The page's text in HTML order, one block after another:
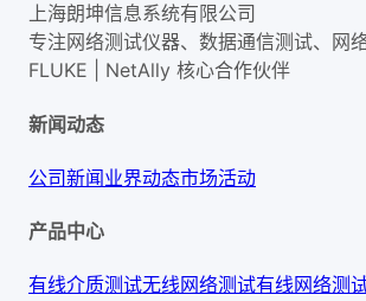
上海朗坤信息系统有限公司
专注网络测试仪器、数据通信测试、网
FLUKE | NetAlly 核心合作伙伴
新闻动态
公司新闻业界动态市场活动
产品中心
有线介质测试无线网络测试有线网络测